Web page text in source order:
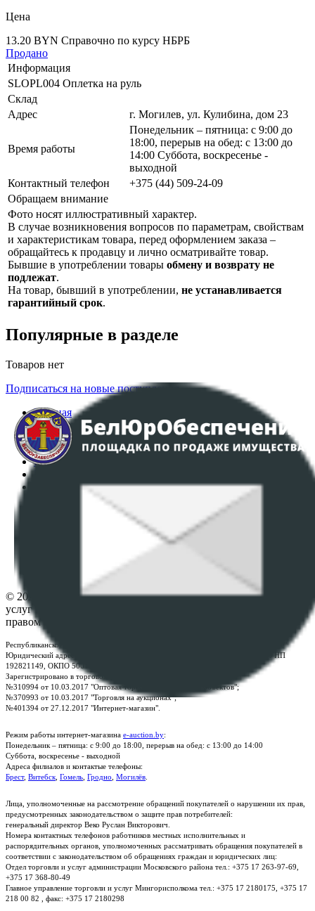
Цена
13.20 BYN Справочно по курсу НБРБ
Продано
Информация
SLOPL004 Оплетка на руль
Склад
Адрес
г. Могилев, ул. Кулибина, дом 23
Время работы
Понедельник – пятница: с 9:00 до
18:00, перерыв на обед: с 13:00 до
14:00 Суббота, воскресенье -
выходной
Контактный телефон
+375 (44) 509-24-09
Обращаем внимание
Фото носят иллюстративный характер.
В случае возникновения вопросов по параметрам, свойствам
и характеристикам товара, перед оформлением заказа –
обращайтесь к продавцу и лично осматривайте товар.
Бывшие в употреблении товары обмену и возврату не
подлежат.
На товар, бывший в употреблении, не устанавливается
гарантийный срок.
Популярные в разделе
Товаров нет
Подписаться на новые поступления
Главная
Аукционы
Интернет-магазин
Регламент организации и проведения торгов
Политика в отношении обработки персональных
ПОЛОЖЕНИЕ О ПОЛИТИКЕ ОБРАБОТКИ COOKIE-
Настройки cookie-файлов
© 2026 Республиканское унитарное предприятие по оказанию
услуг "БелЮрОбеспечение" - Все права защищены авторским
правом
Республиканское унитарное предприятие по оказанию услуг "БелЮрОбеспечение"
Юридический адрес: г. Минск, пр-т. Дзержинского, 1Б, e-mail:
, УНП
192821149, ОКПО 500111895000
Зарегистрировано в торговом реестре Республики Беларусь:
№310994 от 10.03.2017 "Оптовая торговля без торговых объектов";
№370993 от 10.03.2017 "Торговля на аукционах";
№401394 от 27.12.2017 "Интернет-магазин".
Режим работы интернет-магазина e-auction.by:
Понедельник – пятница: с 9:00 до 18:00, перерыв на обед: с 13:00 до 14:00
Суббота, воскресенье - выходной
Адреса филиалов и контактые телефоны:
Брест, Витебск Гомель Гродно Могилёв
Лица, уполномоченные на рассмотрение обращений покупателей о нарушении их прав,
предусмотренных законодательством о защите прав потребителей:
генеральный директор Веко Руслан Викторович.
Номера контактных телефонов работников местных исполнительных и
распорядительных органов, уполномоченных рассматривать обращения покупателей в
соответствии с законодательством об обращениях граждан и юридических лиц:
Отдел торговли и услуг администрации Московского района тел.: +375 17 263-97-69,
+375 17 368-80-49
Главное управление торговли и услуг Мингорисполкома тел.: +375 17 2180175, +375 17
218 00 82 , факс: +375 17 2180298